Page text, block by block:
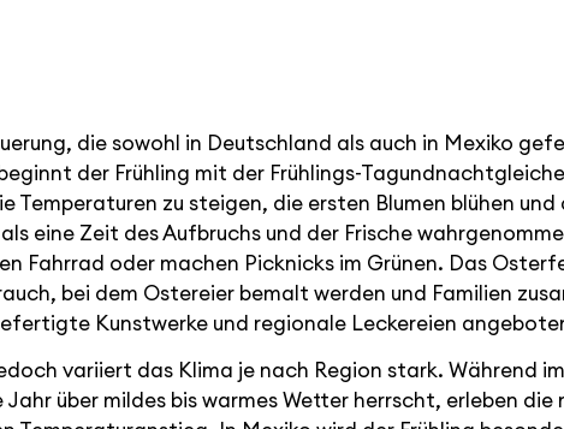
die sowohl in Deutschland als auch in Mexiko
der Frühling mit der Frühlings-
zu steigen, die ersten Blumen blühen
eine Zeit des Aufbruchs und der Frische
Fahrrad oder machen Picknicks im Grünen. Das
bei dem Ostereier bemalt werden und Familien
Kunstwerke und regionale Leckereien
variiert das Klima je nach Region stark. Während
über mildes bis warmes Wetter herrscht, erleben die